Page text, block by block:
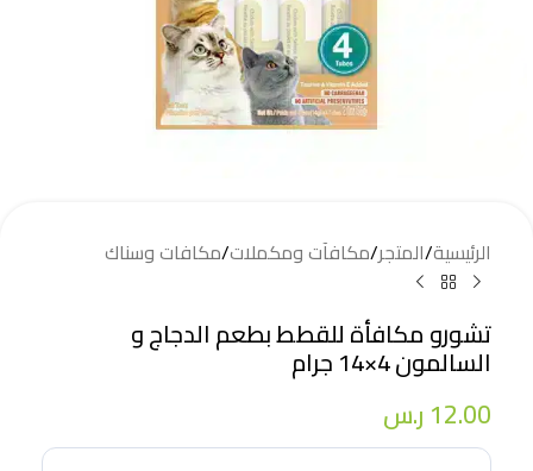
الرئيسية/المتجر/مكافآت ومكملات/مكافات وسناك
تشورو مكافأة للقطط بطعم الدجاج و
السالمون 4×14 جرام
12.00 ر.س